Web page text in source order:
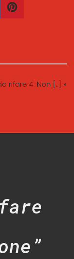
rifare 4. Non [..] »